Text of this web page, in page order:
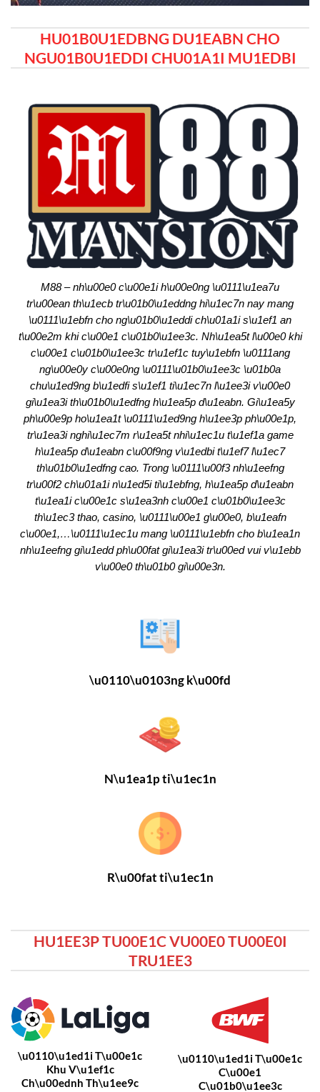
HU01B0U1EDBNG DU1EABN CHO
NGU01B0U1EDDI CHU01A1I MU1EDBI
M88 – nh\u00e0 c\u00e1i h\u00e0ng \u0111\u1ea7u
tr\u00ean th\u1ecb tr\u01b0\u1eddng hi\u1ec7n nay mang
\u0111\u1ebfn cho ng\u01b0\u1eddi ch\u01a1i s\u1ef1 an
t\u00e2m khi c\u00e1 c\u01b0\u1ee3c. Nh\u1ea5t l\u00e0 khi
c\u00e1 c\u01b0\u1ee3c tr\u1ef1c tuy\u1ebfn \u0111ang
ng\u00e0y c\u00e0ng \u0111\u01b0\u1ee3c \u01b0a
chu\u1ed9ng b\u1edfi s\u1ef1 ti\u1ec7n l\u1ee3i v\u00e0
gi\u1ea3i th\u01b0\u1edfng h\u1ea5p d\u1eabn. Gi\u1ea5y
ph\u00e9p ho\u1ea1t \u0111\u1ed9ng h\u1ee3p ph\u00e1p,
tr\u1ea3i nghi\u1ec7m r\u1ea5t nhi\u1ec1u t\u1ef1a game
h\u1ea5p d\u1eabn c\u00f9ng v\u1edbi t\u1ef7 l\u1ec7
th\u01b0\u1edfng cao. Trong \u0111\u00f3 nh\u1eefng
tr\u00f2 ch\u01a1i n\u1ed5i ti\u1ebfng, h\u1ea5p d\u1eabn
t\u1ea1i c\u00e1c s\u1ea3nh c\u00e1 c\u01b0\u1ee3c
th\u1ec3 thao, casino, \u0111\u00e1 g\u00e0, b\u1eafn
c\u00e1,…\u0111\u1ec1u mang \u0111\u1ebfn cho b\u1ea1n
nh\u1eefng gi\u1edd ph\u00fat gi\u1ea3i tr\u00ed vui v\u1ebb
v\u00e0 th\u01b0 gi\u00e3n.
\u0110\u0103ng k\u00fd
N\u1ea1p ti\u1ec1n
R\u00fat ti\u1ec1n
HU1EE3P TU00E1C VU00E0 TU00E0I
TRU1EE3
\u0110\u1ed1i T\u00e1c
Khu V\u1ef1c
Ch\u00ednh Th\u1ee9c
\u0110\u1ed1i T\u00e1c
C\u00e1
C\u01b0\u1ee3c